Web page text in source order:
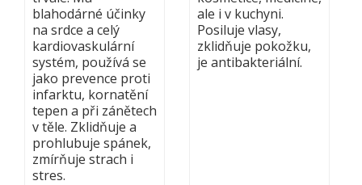
blahodárné účinky
na srdce a celý
kardiovaskulární
systém, používá se
jako prevence proti
infarktu, kornatění
tepen a při zánětech
v těle. Zklidňuje a
prohlubuje spánek,
zmírňuje strach i
stres.
ale i v kuchyni.
Posiluje vlasy,
zklidňuje pokožku,
je antibakteriální.